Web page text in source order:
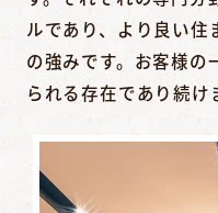
ルであり、より良い住
の強みです。お客様の
られる存在であり続け